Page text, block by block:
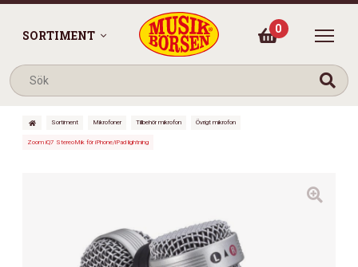
SORTIMENT 0
Sortiment Mikrofoner Tillbehör mikrofon Övrigt mikrofon
Zoom iQ7 StereoMik för iPhone/iPad lightning